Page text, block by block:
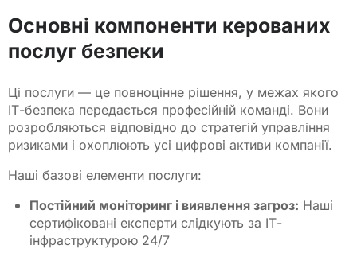
Основні компоненти керованих
послуг безпеки
Ці послуги — це повноцінне рішення, у межах якого
ІТ-безпека передається професійній команді. Вони
розробляються відповідно до стратегій управління
ризиками і охоплюють усі цифрові активи компанії.
Наші базові елементи послуги:
Постійний моніторинг і виявлення загроз: Наші
сертифіковані експерти слідкують за ІТ-
інфраструктурою 24/7